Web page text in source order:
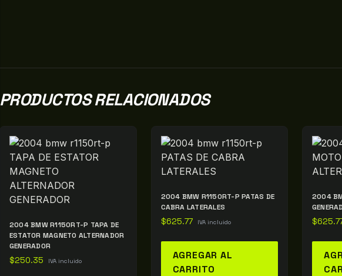
PRODUCTOS RELACIONADOS
2004 BMW R1150RT-P TAPA DE
ESTATOR MAGNETO ALTERNADOR
GENERADOR
$250.35 IVA incluido
2004 BMW R1150RT-P PATAS DE
CABRA LATERALES
$625.77 IVA incluido
AGREGAR AL
CARRITO
2004
$